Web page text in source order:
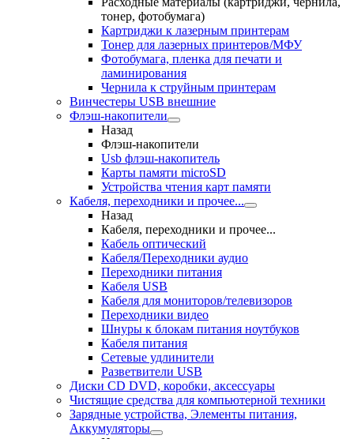
тонер, фотобумага)
Картриджи к лазерным принтерам
Тонер для лазерных принтеров/МФУ
Фотобумага, пленка для печати и
ламинирования
Чернила к струйным принтерам
Винчестеры USB внешние
Флэш-накопители
Назад
Флэш-накопители
Usb флэш-накопитель
Карты памяти microSD
Устройства чтения карт памяти
Кабеля, переходники и прочее...
Назад
Кабеля, переходники и прочее...
Кабель оптический
Кабеля/Переходники аудио
Переходники питания
Кабеля USB
Кабеля для мониторов/телевизоров
Переходники видео
Шнуры к блокам питания ноутбуков
Кабеля питания
Сетевые удлинители
Разветвители USB
Диски CD DVD, коробки, аксессуары
Чистящие средства для компьютерной техники
Зарядные устройства, Элементы питания,
Аккумуляторы